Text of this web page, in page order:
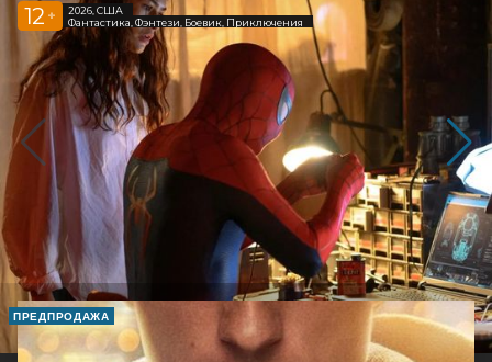
12 +
2026, США
Фантастика, Фэнтези, Боевик, Приключения
ПРЕДПРОДАЖА